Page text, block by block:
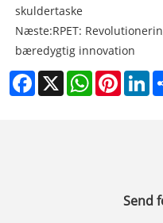
skuldertaske
Næste:RPET:
bæredygtig innovation
Facebook
X WhatsApp
Send